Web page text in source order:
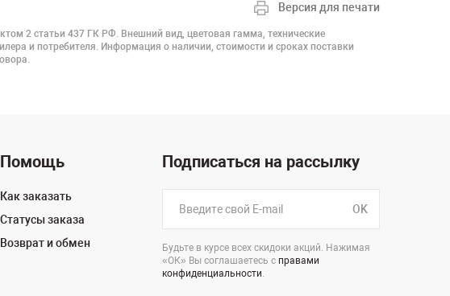
Версия для печати
2 статьи 437 ГК РФ. Внешний вид, цветовая гамма, технические
и потребителя. Информация о наличии, стоимости и сроках поставки
Помощь
Как заказать
Статусы заказа
Возврат и обмен
Подписаться на рассылку
OK
Будьте в курсе всех скидоки акций. Нажимая
«ОК» Вы соглашаетесь с правами
конфиденциальности.